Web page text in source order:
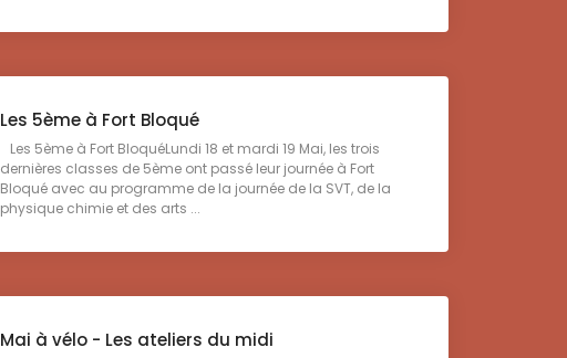
Les 5ème à Fort Bloqué
Les 5ème à Fort BloquéLundi 18 et mardi 19 Mai, les trois
dernières classes de 5ème ont passé leur journée à Fort
Bloqué avec au programme de la journée de la SVT, de la
physique chimie et des arts ...
Mai à vélo - Les ateliers du midi